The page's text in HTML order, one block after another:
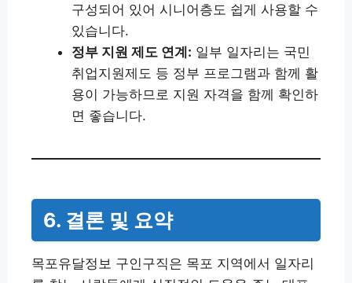
구성되어 있어 시니어층도 쉽게 사용할 수
있습니다.
정부 지원 제도 연계: 일부 일자리는 국민
취업지원제도 등 정부 프로그램과 함께 활
용이 가능하므로 지원 자격을 함께 확인하
면 좋습니다.
6. 결론 및 요약
목포유달정보 구인구직은 목포 지역에서 일자리